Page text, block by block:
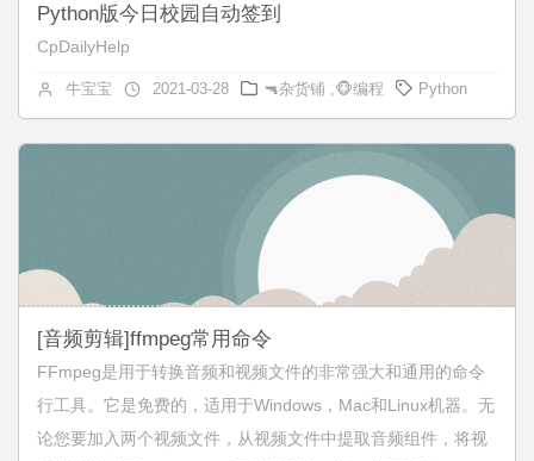
Python版今日校园自动签到
CpDailyHelp
牛宝宝 2021-03-28 🔫杂货铺 ,🐵编程 Python
[音频剪辑]ffmpeg常用命令
FFmpeg是用于转换音频和视频文件的非常强大和通用的命令
行工具。它是免费的，适用于Windows，Mac和Linux机器。无
论您要加入两个视频文件，从视频文件中提取音频组件，将视